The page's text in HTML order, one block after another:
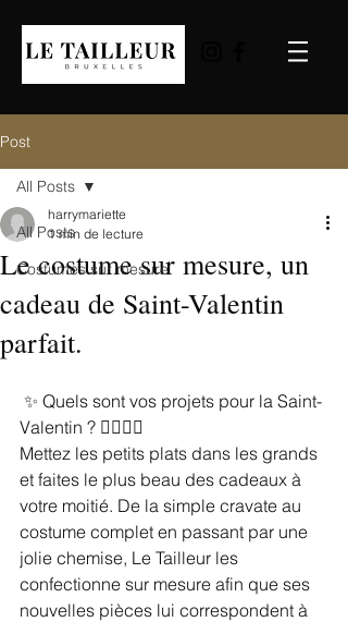
Post
All Posts
Costumes sur mesure
All Posts
Le costume sur mesure, un
cadeau de Saint-Valentin
parfait.
harrymariette
1 min de lecture
Valentin ? 👩‍❤‍💋‍👨
Mettez les petits plats dans les grands
et faites le plus beau des cadeaux à
votre moitié. De la simple cravate au
costume complet en passant par une
jolie chemise, Le Tailleur les
confectionne sur mesure afin que ses
nouvelles pièces lui correspondent à